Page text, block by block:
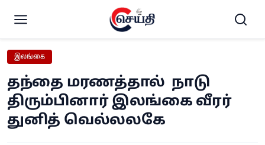
இலங்கை
தந்தை மரணத்தால் நாடு
திரும்பினார் இலங்கை வீரர்
துனித் வெல்லலகே